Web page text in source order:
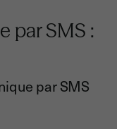
par SMS :
par SMS